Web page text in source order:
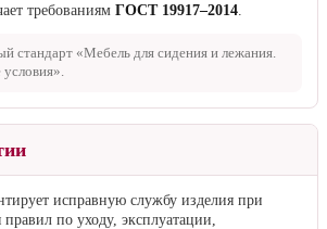
подтверждено декларацией